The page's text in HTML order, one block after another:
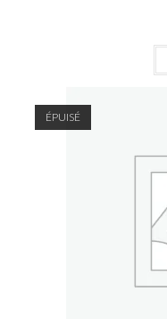
ÉPUISÉ